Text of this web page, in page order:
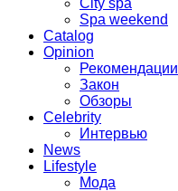
City spa
Spa weekend
Catalog
Opinion
Рекомендации
Закон
Обзоры
Celebrity
Интервью
News
Lifestyle
Мода